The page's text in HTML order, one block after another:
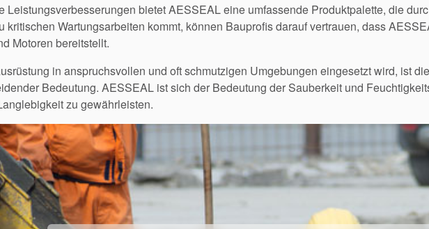
Leistungsverbesserungen bietet AESSEAL eine umfassende Produktpalette, die
kritischen Wartungsarbeiten kommt, können Bauprofis darauf vertrauen, dass
Motoren bereitstellt.
in anspruchsvollen und oft schmutzigen Umgebungen eingesetzt wird, ist
Bedeutung. AESSEAL ist sich der Bedeutung der Sauberkeit und
zu gewährleisten.